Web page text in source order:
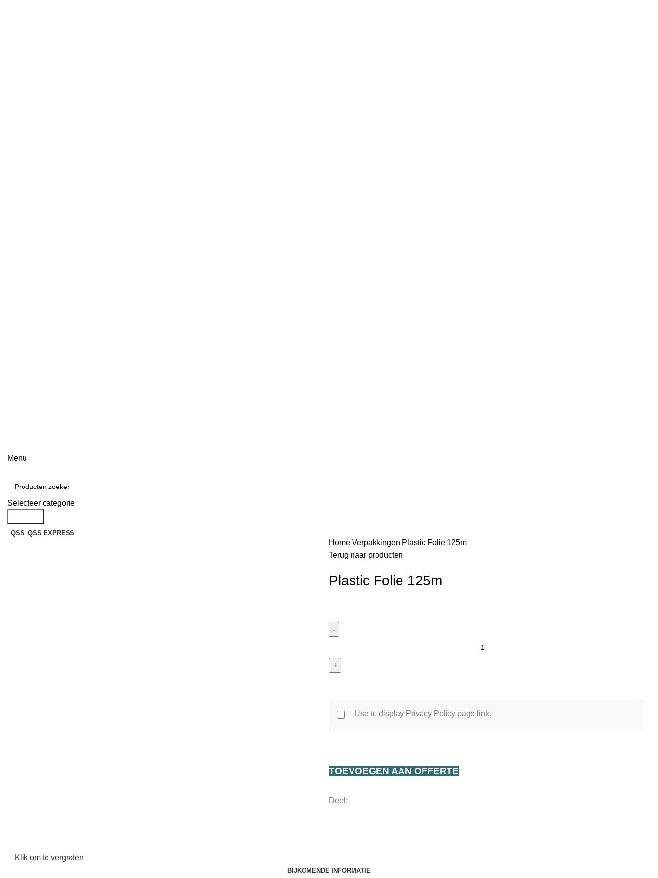
Menu
Selecteer categorie
QSS QSS EXPRESS
Klik om te vergroten
Home Verpakkingen Plastic Folie 125m
Terug naar producten
Plastic Folie 125m
125m
Use to display Privacy Policy page link.
TOEVOEGEN AAN OFFERTE
Deel:
BIJKOMENDE INFORMATIE